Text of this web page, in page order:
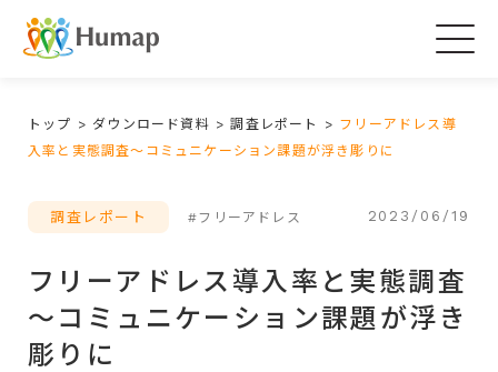
トップ > ダウンロード資料 >調査レポート > フリーアドレス導
入率と実態調査～コミュニケーション課題が浮き彫りに
調査レポート #フリーアドレス 2023/06/19
フリーアドレス導入率と実態調査
～コミュニケーション課題が浮き
彫りに